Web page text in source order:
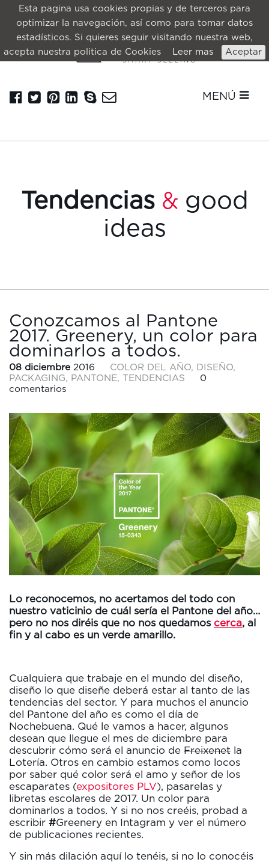
Esta pagina usa cookies propias y de terceros para
optimizar la navegación, así como para tomar datos
estadísticos. Si quieres seguir visitando nuestra web,
acepta nuestra politica de Cookies
Leer mas Aceptar
MENÚ
Tendencias &good
ideas
Conozcamos al Pantone
2017. Greenery, un color para
dominarlos a todos.
08 diciembre 2016 COLOR DEL AÑO, DISEÑO,
PACKAGING, PANTONE, TENDENCIAS
0
comentarios
Lo reconocemos, no acertamos del todo con
nuestro vaticinio de cuál sería el Pantone del año…
pero no nos diréis que no nos quedamos cerca, al
fin y al cabo es un verde amarillo.
Cualquiera que trabaje en el mundo del diseño,
diseño lo que diseñe deberá estar al tanto de las
tendencias del sector. Y para muchos el anuncio
del Pantone del año es como el día de
Nochebuena. Qué le vamos a hacer, algunos
desean que llegue el mes de diciembre para
descubrir cómo será el anuncio de Freixenet la
Lotería. Otros en cambio estamos como locos
por saber qué color será el amo y señor de los
escaparates (expositores PLV), pasarelas y
libretas escolares de 2017. Un color para
dominarlos a todos. Y si no nos creéis, probad a
escribir #Greenery en Intagram y ver el número
de publicaciones recientes.
Y sin más dilación aquí lo tenéis, si no lo conocéis